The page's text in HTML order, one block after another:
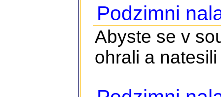
Podzimni
Abyste se v
ohrali a